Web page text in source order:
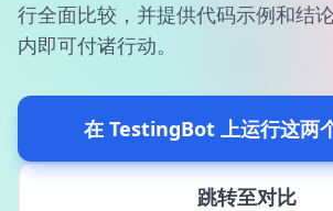
行全面比较，并提供代码示例和结
内即可付诸行动。
在 TestingBot 上运行这两
跳转至对比